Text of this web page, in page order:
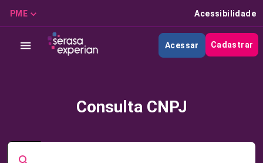
PME Acessibilidade
Acessar Cadastrar
Consulta CNPJ